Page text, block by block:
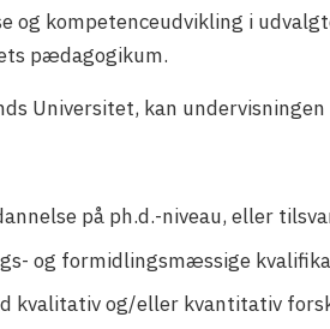
og kompetenceudvikling i
pædagogikum.
Universitet, kan
på ph.d.-niveau, eller
og formidlingsmæssige
kvalitativ og/eller kvantitativ